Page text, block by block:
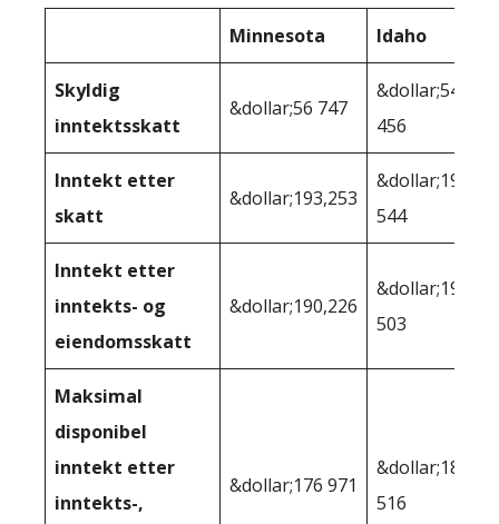
Minnesota Idaho
Skyldig
inntektsskatt
&dollar;56 747
&dollar;54
456
Inntekt etter
skatt
&dollar;193,253
&dollar;195
544
Inntekt etter
inntekts- og
eiendomsskatt
&dollar;190,226
&dollar;193
503
Maksimal
disponibel
inntekt etter
inntekts-,
&dollar;176 971
&dollar;182
516